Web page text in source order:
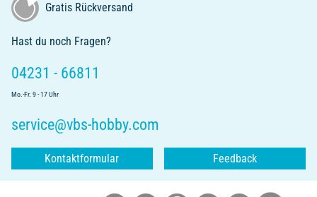
Gratis Rückversand
Hast du noch Fragen?
04231 - 66811
Mo.-Fr. 9 - 17 Uhr
service@vbs-hobby.com
Kontaktformular Feedback